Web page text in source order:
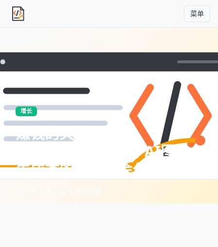
独立产品人日记 菜单
增长
赚钱的关键词
（20241029）:一个AI图片
生成类的赚钱机会分析